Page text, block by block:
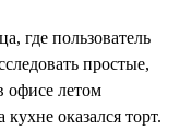
где пользователь
простые,
офисе летом
оказался торт.